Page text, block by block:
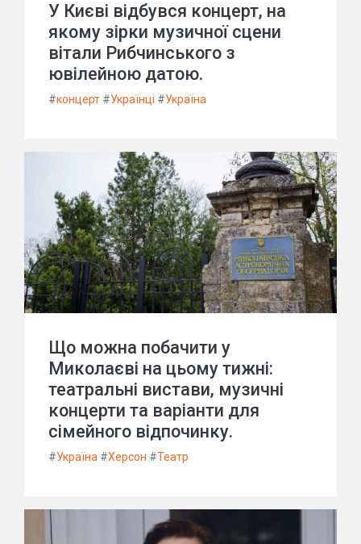
У Києві відбувся концерт, на
якому зірки музичної сцени
вітали Рибчинського з
ювілейною датою.
#концерт #Українці #Україна
Що можна побачити у
Миколаєві на цьому тижні:
театральні вистави, музичні
концерти та варіанти для
сімейного відпочинку.
#Україна #Херсон #Театр